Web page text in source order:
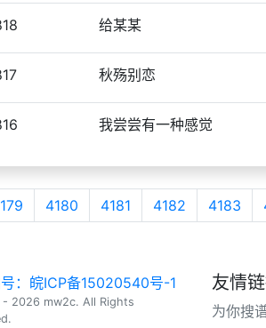
给某某
秋殇别恋
我尝尝有一种感觉
4180 4181 4182 4183
：皖ICP备15020540号-1
2026 mw2c. All Rights
友情
为你搜